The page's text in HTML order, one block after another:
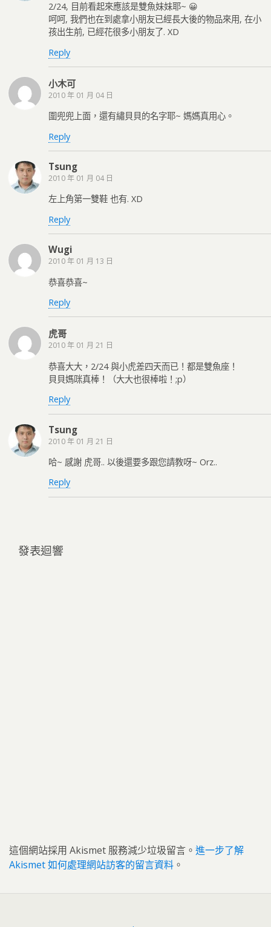
2/24, 目前看起來應該是雙魚妹妹耶~ 😀
呵呵, 我們也在到處拿小朋友已經長大後的物品來用, 在小
孩出生前, 已經花很多小朋友了. XD
Reply
小木可
2010 年 01 月 04 日
圍兜兜上面，還有繡貝貝的名字耶~ 媽媽真用心。
Reply
Tsung
2010 年 01 月 04 日
左上角第一雙鞋 也有. XD
Reply
Wugi
2010 年 01 月 13 日
恭喜恭喜~
Reply
虎哥
2010 年 01 月 21 日
恭喜大大，2/24 與小虎差四天而已！都是雙魚座！
貝貝媽咪真棒！（大大也很棒啦！;p）
Reply
Tsung
2010 年 01 月 21 日
哈~ 感謝 虎哥.. 以後還要多跟您請教呀~ Orz..
Reply
發表迴響
這個網站採用 Akismet 服務減少垃圾留言。 進一步了解
Akismet 如何處理網站訪客的留言資料 。